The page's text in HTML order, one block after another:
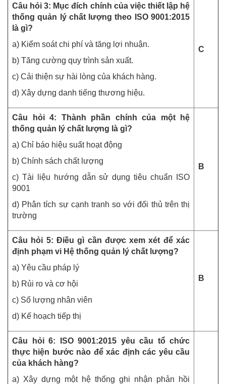
Câu hỏi 3: Mục đích chính của việc thiết lập hệ
thống quản lý chất lượng theo ISO 9001:2015
là gì?
a) Kiểm soát chi phí và tăng lợi nhuận.
b) Tăng cường quy trình sản xuất.
c) Cải thiện sự hài lòng của khách hàng.
d) Xây dựng danh tiếng thương hiệu.
C
Câu hỏi 4: Thành phần chính của một hệ
thống quản lý chất lượng là gì?
a) Chỉ báo hiệu suất hoạt động
b) Chính sách chất lượng
c) Tài liệu hướng dẫn sử dụng tiêu chuẩn ISO
9001
d) Phân tích sự cạnh tranh so với đối thủ trên thị
trường
B
Câu hỏi 5: Điều gì cần được xem xét để xác
định phạm vi Hệ thống quản lý chất lượng?
a) Yêu cầu pháp lý
b) Rủi ro và cơ hội
c) Số lượng nhân viên
d) Kế hoạch tiếp thị
B
Câu hỏi 6: ISO 9001:2015 yêu cầu tổ chức
thực hiện bước nào để xác định các yêu cầu
của khách hàng?
a) Xây dựng một hệ thống ghi nhận phản hồi